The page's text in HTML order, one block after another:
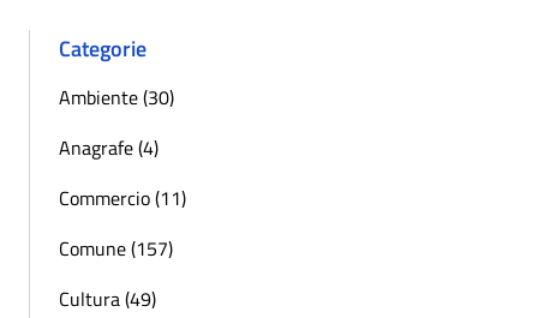
Categorie
Ambiente (30)
Anagrafe (4)
Commercio (11)
Comune (157)
Cultura (49)